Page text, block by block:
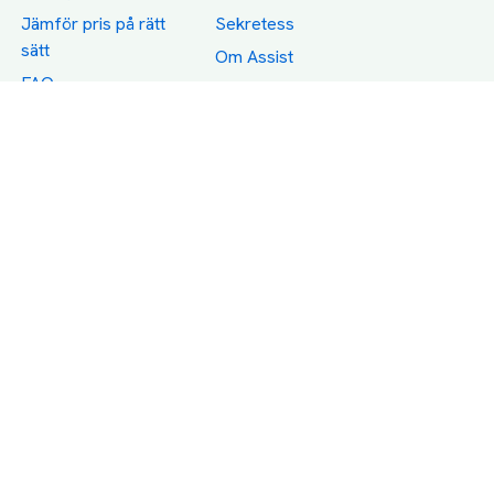
Jämför pris på rätt
sätt
FAQ
Sekretess
Om Assist